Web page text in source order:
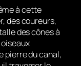
à cette
des coureurs,
des cônes à
pierre du canal,